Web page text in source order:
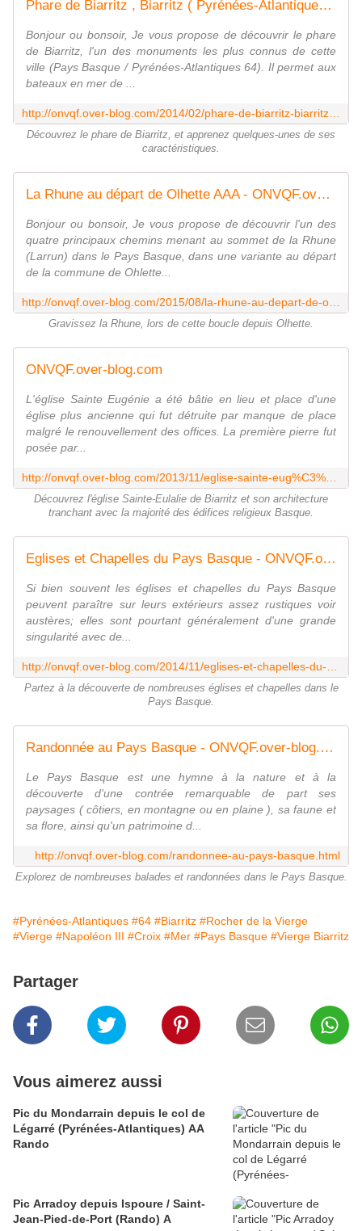
Phare de Biarritz , Biarritz ( Pyrénées-Atlantiques 64 ) AA - ONVQF.over-blog.com
Bonjour ou bonsoir, Je vous propose de découvrir le phare
de Biarritz, l'un des monuments les plus connus de cette
ville (Pays Basque / Pyrénées-Atlantiques 64). Il permet aux
bateaux en mer de ...
Découvrez le phare de Biarritz, et apprenez quelques-unes de ses
caractéristiques.
La Rhune au départ de Olhette AAA - ONVQF.over-blog.com
Bonjour ou bonsoir, Je vous propose de découvrir l'un des
quatre principaux chemins menant au sommet de la Rhune
(Larrun) dans le Pays Basque, dans une variante au départ
de la commune de Ohlette...
Gravissez la Rhune, lors de cette boucle depuis Olhette.
ONVQF.over-blog.com
L'église Sainte Eugénie a été bâtie en lieu et place d'une
église plus ancienne qui fut détruite par manque de place
malgré le renouvellement des offices. La première pierre fut
posée par...
Découvrez l'église Sainte-Eulalie de Biarritz et son architecture
tranchant avec la majorité des édifices religieux Basque.
Eglises et Chapelles du Pays Basque - ONVQF.over-blog.com
Si bien souvent les églises et chapelles du Pays Basque
peuvent paraître sur leurs extérieurs assez rustiques voir
austères; elles sont pourtant généralement d'une grande
singularité avec de...
Partez à la découverte de nombreuses églises et chapelles dans le
Pays Basque.
Randonnée au Pays Basque - ONVQF.over-blog.com
Le Pays Basque est une hymne à la nature et à la
découverte d'une contrée remarquable de part ses
paysages ( côtiers, en montagne ou en plaine ), sa faune et
sa flore, ainsi qu'un patrimoine d...
http://onvqf.over-blog.com/randonnee-au-pays-basque.html
Explorez de nombreuses balades et randonnées dans le Pays Basque.
#Pyrénées-Atlantiques #64 #Biarritz #Rocher de la Vierge
#Vierge #Napoléon III #Croix #Mer #Pays Basque #Vierge Biarritz
Partager
Vous aimerez aussi
Pic du Mondarrain depuis le col de
Légarré (Pyrénées-Atlantiques) AA
Rando
Pic Arradoy depuis Ispoure / Saint-
Jean-Pied-de-Port (Rando) A